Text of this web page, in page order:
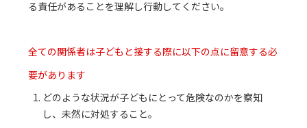
る責任があることを理解し行動してください。
全ての関係者は子どもと接する際に以下の点に留意する必
要があります
どのような状況が子どもにとって危険なのかを察知
し、未然に対処すること。